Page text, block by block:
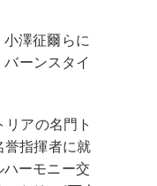
澤征爾らに
ーンスタイ
アの名門ト
誉指揮者に就
ーモニー交